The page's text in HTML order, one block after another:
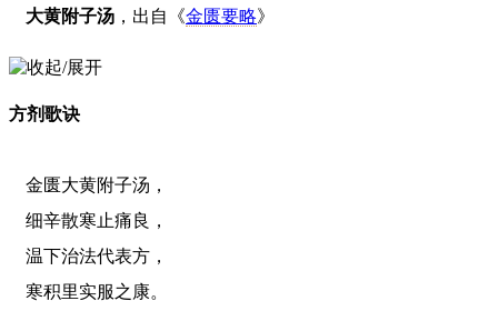
大黄附子汤 ，出自《金匮要略》
方剂歌诀
金匮大黄附子汤，
细辛散寒止痛良，
温下治法代表方，
寒积里实服之康。